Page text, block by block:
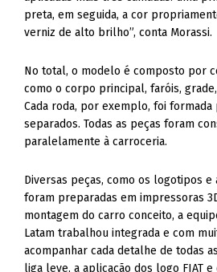
foram preparadas em impressoras
montagem do carro conceito, a
liga leve, a aplicação dos logo FIAT e
foram os últimos detalhes.